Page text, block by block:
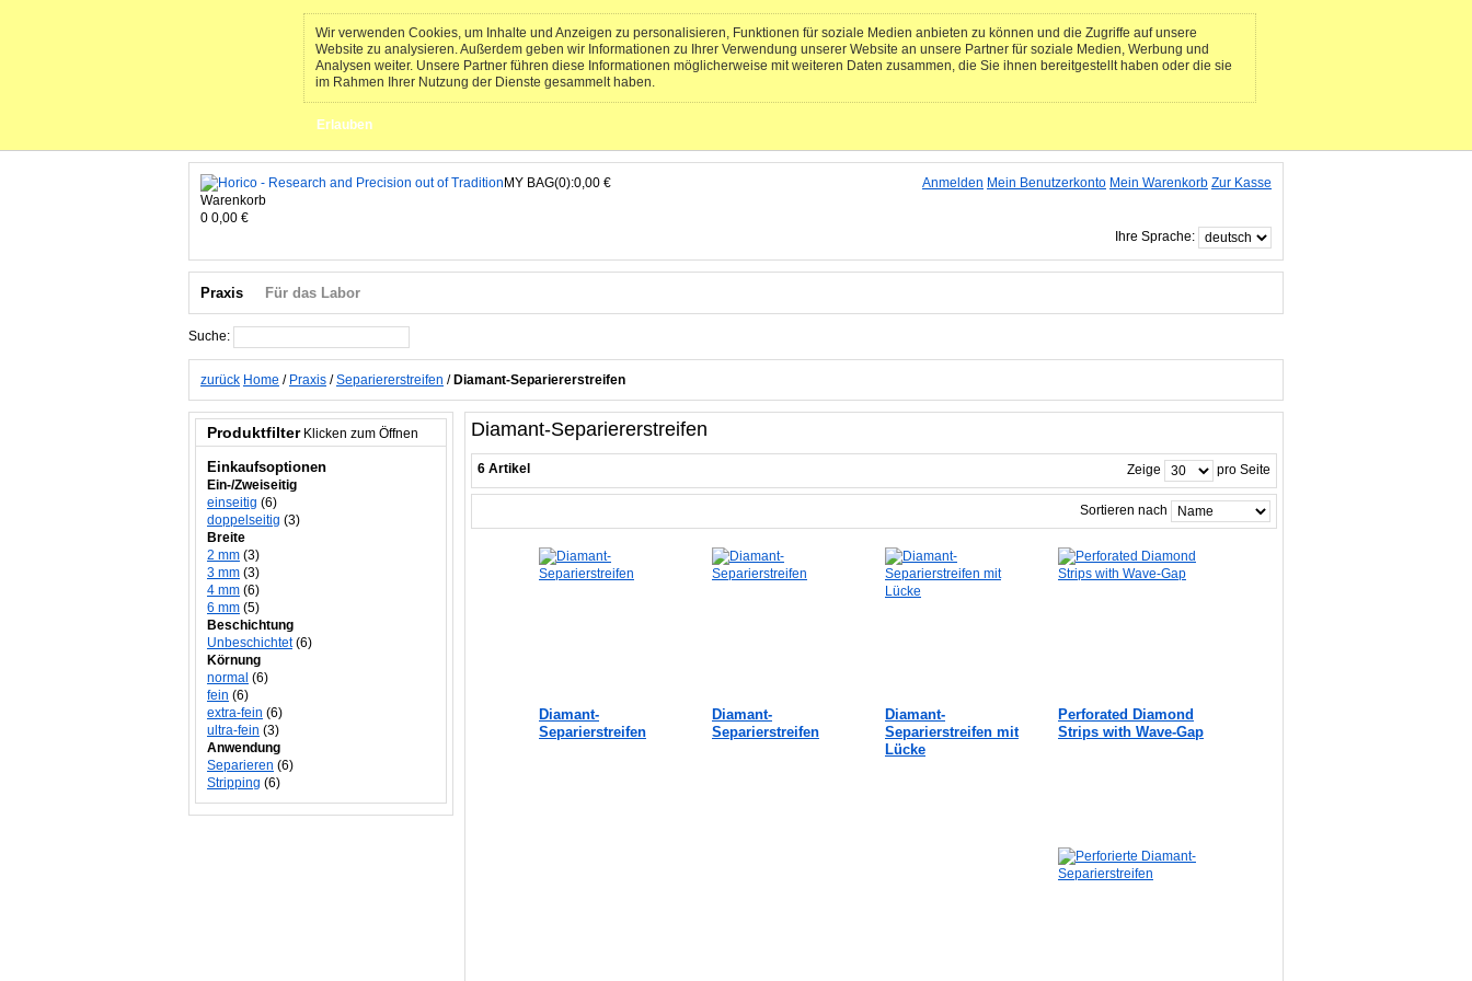
Wir verwenden Cookies, um Inhalte und Anzeigen zu personalisieren, Funktionen für soziale Medien anbieten zu können und die Zugriffe auf unsere
Website zu analysieren. Außerdem geben wir Informationen zu Ihrer Verwendung unserer Website an unsere Partner für soziale Medien, Werbung und
Analysen weiter. Unsere Partner führen diese Informationen möglicherweise mit weiteren Daten zusammen, die Sie ihnen bereitgestellt haben oder die sie
im Rahmen Ihrer Nutzung der Dienste gesammelt haben.
Erlauben
Anmelden Mein Benutzerkonto Mein Warenkorb Zur Kasse
MY BAG(0):0,00 €
Warenkorb
0 0,00 €
Ihre Sprache:
Praxis Für das Labor
Suche:
zurück Home / Praxis /Separiererstreifen / Diamant-Separiererstreifen
Diamant-Separiererstreifen
6 Artikel Zeige pro Seite
Sortieren nach
Diamant-
Separierstreifen
Diamant-
Separierstreifen
Diamant-
Separierstreifen mit
Lücke
Perforated Diamond
Strips with Wave-Gap
Produktfilter Klicken zum Öffnen
Einkaufsoptionen
Ein-/Zweiseitig
einseitig (6)
doppelseitig (3)
Breite
2 mm (3)
3 mm (3)
4 mm (6)
6 mm (5)
Beschichtung
Unbeschichtet(6)
Körnung
normal (6)
fein (6)
extra-fein (6)
ultra-fein (3)
Anwendung
Separieren (6)
Stripping (6)